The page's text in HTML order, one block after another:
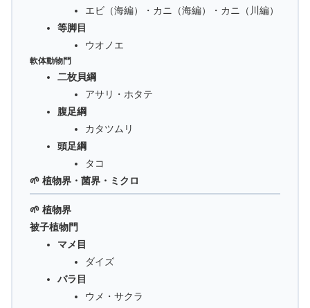
エビ（海編）・カニ（海編）・カニ（川編）
等脚目
ウオノエ
軟体動物門
二枚貝綱
アサリ・ホタテ
腹足綱
カタツムリ
頭足綱
タコ
🌱 植物界・菌界・ミクロ
🌱 植物界
被子植物門
マメ目
ダイズ
バラ目
ウメ・サクラ